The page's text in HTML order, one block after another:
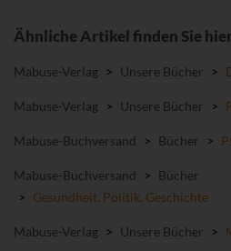
Ähnliche Artikel finden Sie
Mabuse-Verlag > Unsere Bücher >
Mabuse-Verlag > Unsere Bücher >
Mabuse-Buchversand > Bücher >
Mabuse-Buchversand > Bücher
> Gesundheit, Politik, Geschichte
Mabuse-Verlag > Unsere Bücher >